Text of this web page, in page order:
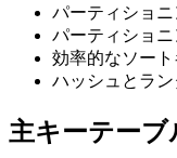
パーティショ
パーティショ
効率的なソー
ハッシュとラ
主キーテーブ